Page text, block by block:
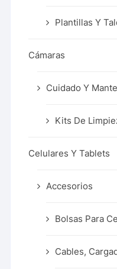
Plantillas Y
Cámaras
Cuidado Y
Kits De
Celulares Y Tablets
Accesorios
Bolsas Para
Cables,